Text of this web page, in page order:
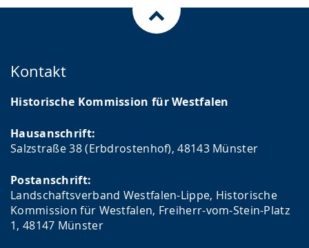
Kontakt
Historische Kommission für Westfalen
Hausanschrift:
Salzstraße 38 (Erbdrostenhof), 48143 Münster
Postanschrift:
Landschaftsverband Westfalen-Lippe, Historische
Kommission für Westfalen, Freiherr-vom-Stein-Platz
1, 48147 Münster